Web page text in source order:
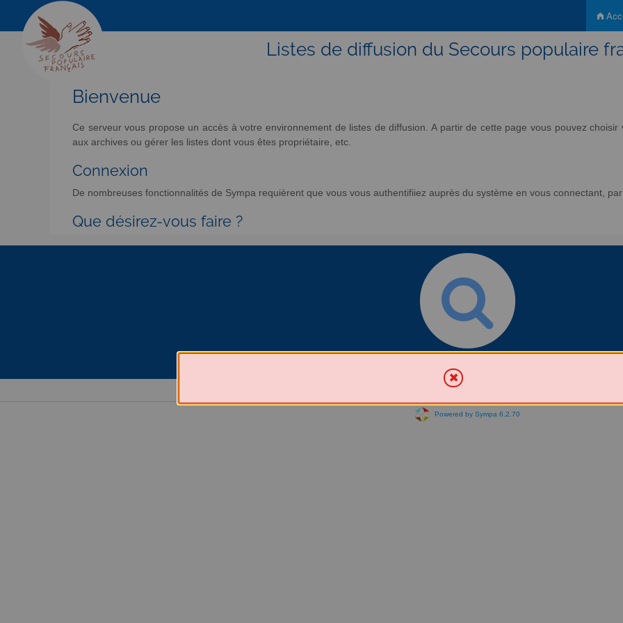
Listes de diffusion du Secours populaire
Bienvenue
Ce serveur vous propose un accès à votre environnement de listes de diffusion. A partir de cette page vous pouvez
aux archives ou gérer les listes dont vous êtes propriétaire, etc.
Connexion
De nombreuses fonctionnalités de Sympa requièrent que vous vous authentifiiez auprès du système en vous connectant,
Que désirez-vous faire ?
Powered by Sympa 6.2.70